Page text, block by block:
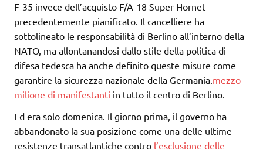
F-35 invece dell’acquisto F/A-18 Super Hornet
precedentemente pianificato. Il cancelliere ha
sottolineato le responsabilità di Berlino all’interno della
NATO, ma allontanandosi dallo stile della politica di
difesa tedesca ha anche definito queste misure come
garantire la sicurezza nazionale della Germania.mezzo
milione di manifestanti in tutto il centro di Berlino.
Ed era solo domenica. Il giorno prima, il governo ha
abbandonato la sua posizione come una delle ultime
resistenze transatlantiche contro l’esclusione delle